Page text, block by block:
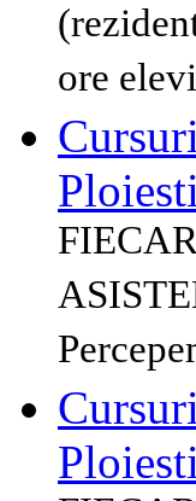
ore